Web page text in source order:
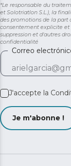
*Le responsable du
et Solotriatlon S.L.), la
des promotions de la part
consentement explicite et
suppression et d'autres
confidentialité
Correo
J'accepte la
Je m'abonne !